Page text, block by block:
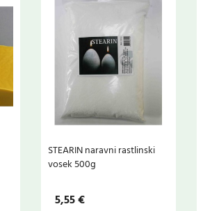
STEARIN naravni rastlinski
vosek 500g
5,55 €